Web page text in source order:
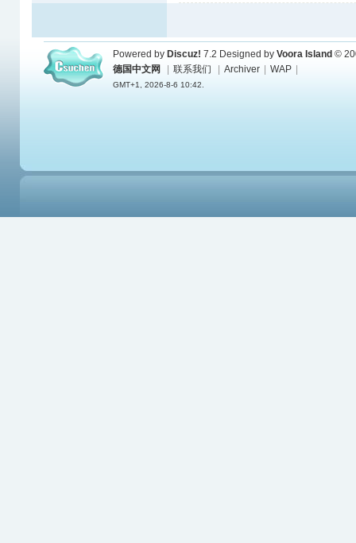
Powered by Discuz! 7.2 Designed by Voora Island ©
德国中文网
联系我们 Archiver WAP
GMT+1, 2026-8-6 10:42.